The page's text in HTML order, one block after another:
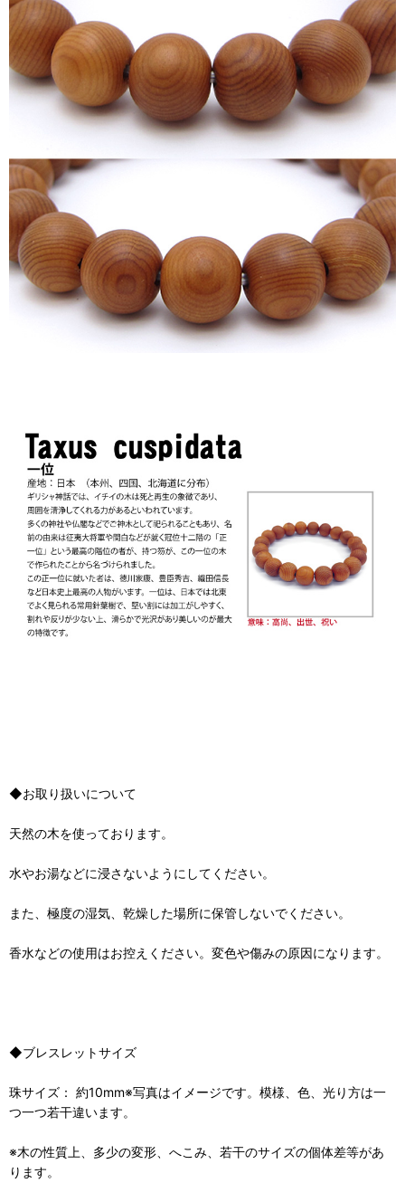
◆お取り扱いについて
天然の木を使っております。
水やお湯などに浸さないようにしてください。
また、極度の湿気、乾燥した場所に保管しないでください。
香水などの使用はお控えください。変色や傷みの原因になります。
◆ブレスレットサイズ
珠サイズ： 約10mm※写真はイメージです。模様、色、光り方は一
つ一つ若干違います。
※木の性質上、多少の変形、へこみ、若干のサイズの個体差等があ
ります。